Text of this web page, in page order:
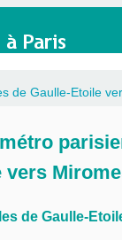
de Gaulle-Etoile
vers
de Gaulle-